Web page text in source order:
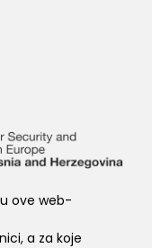
ove web-
a za koje